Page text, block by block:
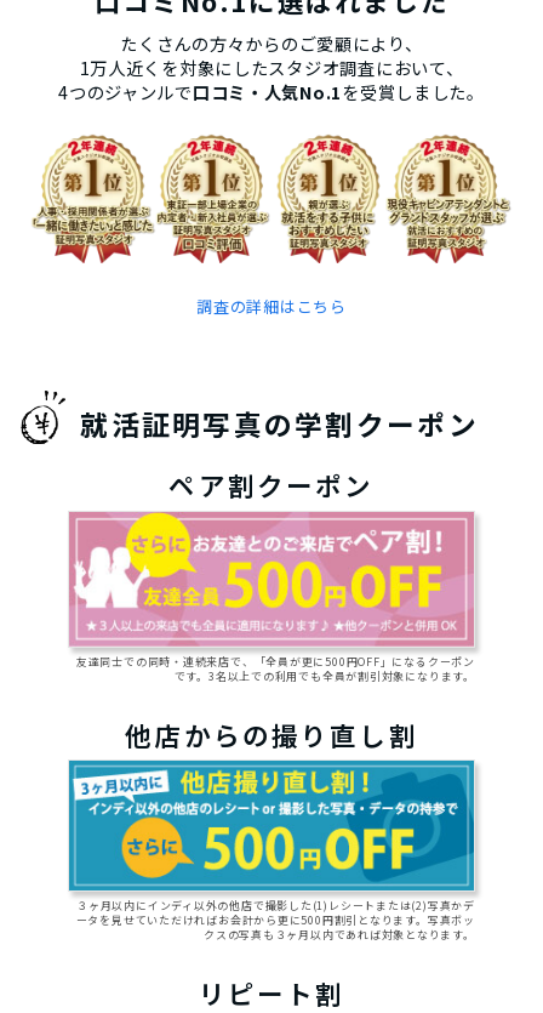
たくさんの方々からのご愛顧により、
1万人近くを対象にしたスタジオ調査において、
4つのジャンルで口コミ・人気No.1を受賞しました。
調査の詳細はこちら
就活証明写真の学割クーポン
ペア割クーポン
友達同士での同時・連続来店で、「全員が更に500円OFF」になるクーポン
です。3名以上での利用でも全員が割引対象になります。
他店からの撮り直し割
３ヶ月以内にインディ以外の他店で撮影した(1)レシートまたは(2)写真かデ
ータを見せていただければお会計から更に500円割引となります。写真ボッ
クスの写真も３ヶ月以内であれば対象となります。
リピート割